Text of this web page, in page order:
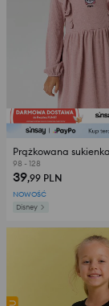
98 - 128
39,99 PLN
NOWOŚĆ
Disney